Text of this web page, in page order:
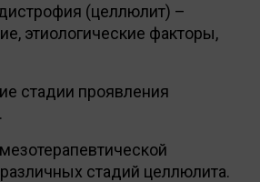
(целлюлит) –
этиологические факторы,
стадии проявления
стадий целлюлита.